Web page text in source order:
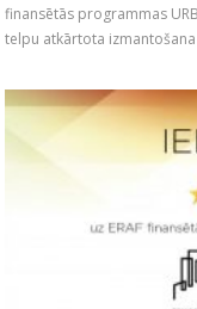
finansētās programmas
telpu atkārtota izmantošana